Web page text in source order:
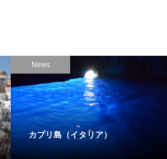
News
カプリ島（イタリア）